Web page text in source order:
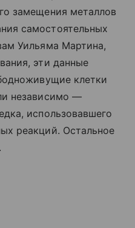
замещения металлов
самостоятельных
Уильяма Мартина,
эти данные
клетки
независимо —
использовавшего
реакций. Остальное